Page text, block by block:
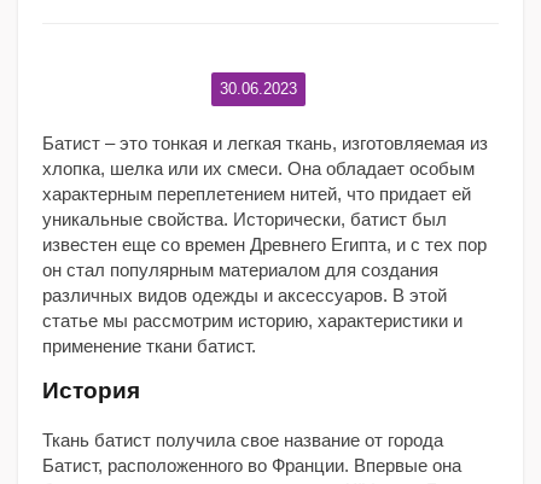
30.06.2023
Батист – это тонкая и легкая ткань, изготовляемая из
хлопка, шелка или их смеси. Она обладает особым
характерным переплетением нитей, что придает ей
уникальные свойства. Исторически, батист был
известен еще со времен Древнего Египта, и с тех пор
он стал популярным материалом для создания
различных видов одежды и аксессуаров. В этой
статье мы рассмотрим историю, характеристики и
применение ткани батист.
История
Ткань батист получила свое название от города
Батист, расположенного во Франции. Впервые она